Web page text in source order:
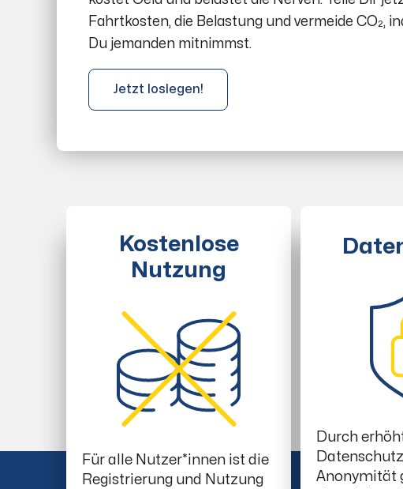
Fahrtkosten, die Belastung und vermeide CO₂,
Du jemanden mitnimmst.
Jetzt loslegen!
Kostenlose
Nutzung
Für alle Nutzer*innen ist die
Registrierung und Nutzung
Durch
Anonymität